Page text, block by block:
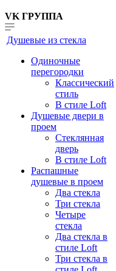
VK ГРУППА
Душевые из стекла
Одиночные
перегородки
Классический
стиль
В стиле Loft
Душевые двери в
проем
Стеклянная
дверь
В стиле Loft
Распашные
душевые в проем
Два стекла
Три стекла
Четыре
стекла
Два стекла в
стиле Loft
Три стекла в